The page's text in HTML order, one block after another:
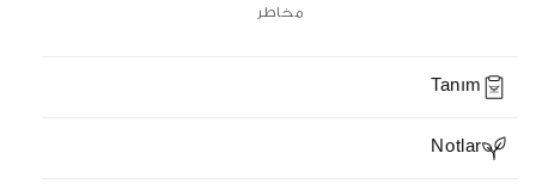
مخاطر
Tanım
Notlar